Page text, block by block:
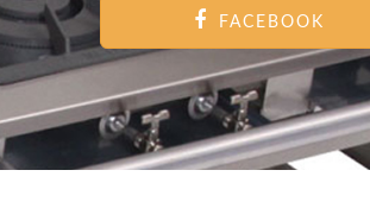
FACEBOOK